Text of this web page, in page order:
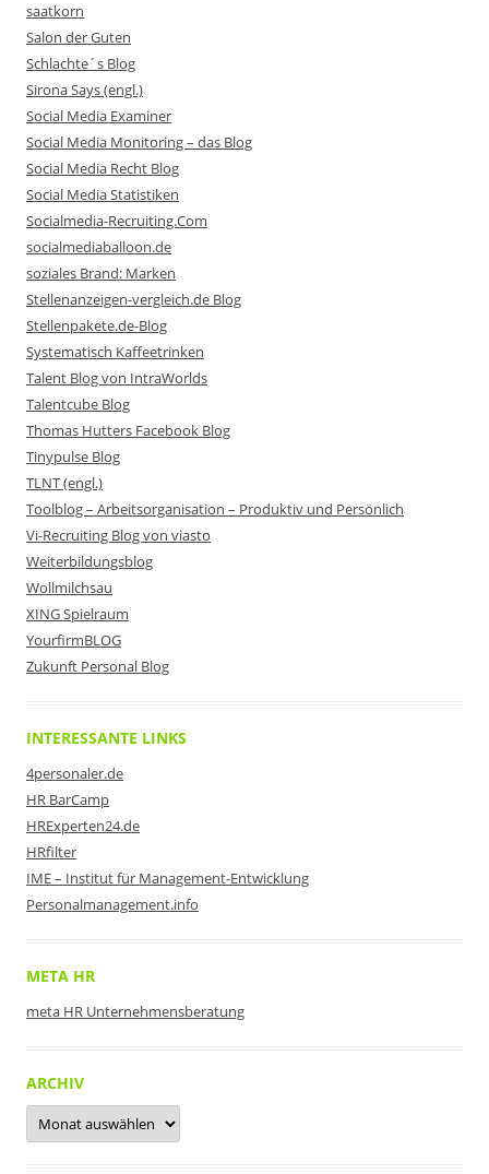
saatkorn
Salon der Guten
Schlachte´s Blog
Sirona Says (engl.)
Social Media Examiner
Social Media Monitoring – das Blog
Social Media Recht Blog
Social Media Statistiken
Socialmedia-Recruiting.Com
socialmediaballoon.de
soziales Brand: Marken
Stellenanzeigen-vergleich.de Blog
Stellenpakete.de-Blog
Systematisch Kaffeetrinken
Talent Blog von IntraWorlds
Talentcube Blog
Thomas Hutters Facebook Blog
Tinypulse Blog
TLNT (engl.)
Toolblog – Arbeitsorganisation – Produktiv und Persönlich
Vi-Recruiting Blog von viasto
Weiterbildungsblog
Wollmilchsau
XING Spielraum
YourfirmBLOG
Zukunft Personal Blog
INTERESSANTE LINKS
4personaler.de
HR BarCamp
HRExperten24.de
HRfilter
IME – Institut für Management-Entwicklung
Personalmanagement.info
META HR
meta HR Unternehmensberatung
ARCHIV
Archiv